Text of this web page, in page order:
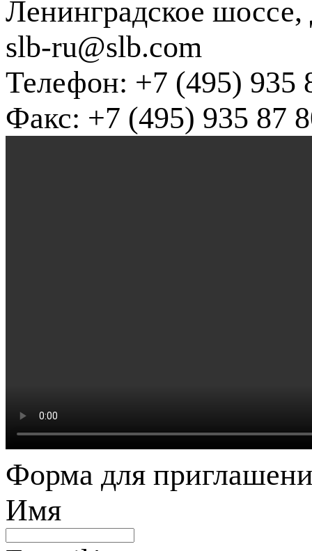
Ленинградское
slb-ru@slb.com
Телефон: +7 (495) 935
Факс: +7 (495) 935 87
Форма для
Имя